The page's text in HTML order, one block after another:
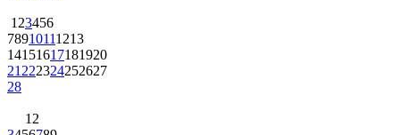
1 23456
78910111213
14151617181920
21 222324252627
28
1 2